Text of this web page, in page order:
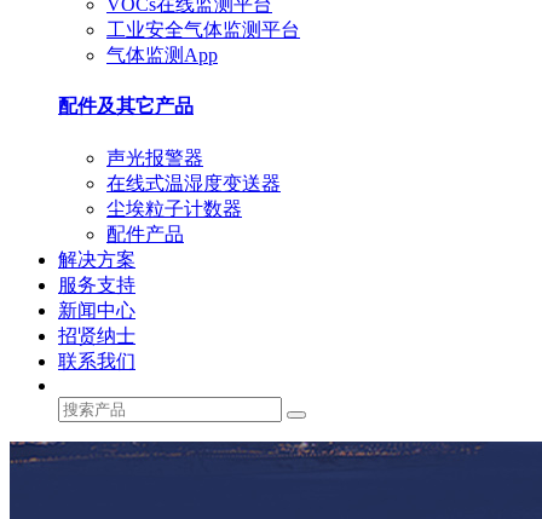
VOCs在线监测平台
工业安全气体监测平台
气体监测App
配件及其它产品
声光报警器
在线式温湿度变送器
尘埃粒子计数器
配件产品
解决方案
服务支持
新闻中心
招贤纳士
联系我们